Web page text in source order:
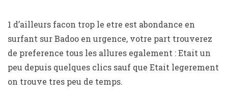
1 d’ailleurs facon trop le etre est abondance en
surfant sur Badoo en urgence, votre part trouverez
de preference tous les allures egalement : Etait un
peu depuis quelques clics sauf que Etait legerement
on trouve tres peu de temps.